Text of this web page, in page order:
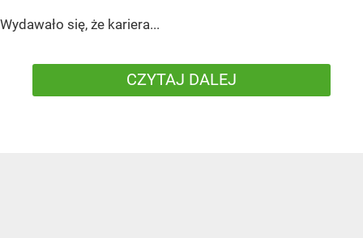
Wydawało się, że kariera...
CZYTAJ DALEJ